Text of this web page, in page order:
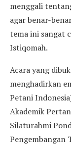
menggali
agar benar-
tema ini sangat
Istiqomah.
Acara yang
menghadirkan
Petani
Akademik
Silaturahmi
Pengembangan